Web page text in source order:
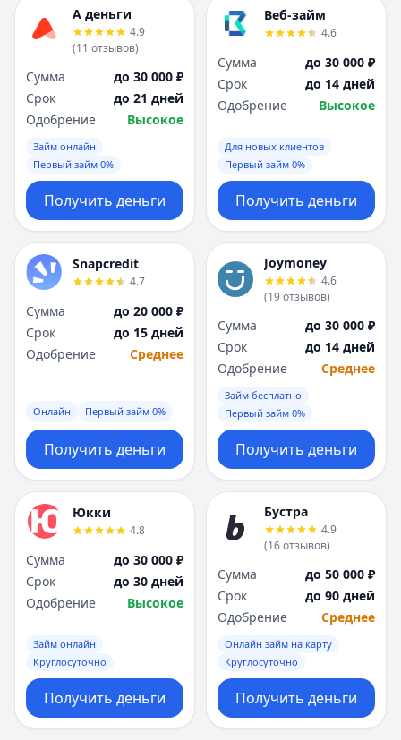
А деньги
4.9
(11 отзывов)
Сумма
до 30 000 ₽
Срок
до 21 дней
Одобрение
Высокое
Займ онлайн
Первый займ 0%
Получить деньги
Веб-займ
4.6
Сумма
до 30 000 ₽
Срок
до 14 дней
Одобрение
Высокое
Для новых клиентов
Первый займ 0%
Получить деньги
Snapcredit
4.7
Сумма
до 20 000 ₽
Срок
до 15 дней
Одобрение
Среднее
Онлайн Первый займ 0%
Получить деньги
Joymoney
4.6
(19отзывов)
Сумма
до 30 000 ₽
Срок
до 14 дней
Одобрение
Среднее
Займ бесплатно
Первый займ 0%
Получить деньги
Юкки
4.8
Сумма
до 30 000 ₽
Срок
до 30 дней
Одобрение
Высокое
Займ онлайн
Круглосуточно
Получить деньги
Бустра
4.9
(16отзывов)
Сумма
до 50 000 ₽
Срок
до 90 дней
Одобрение
Среднее
Онлайн займ на карту
Круглосуточно
Получить деньги